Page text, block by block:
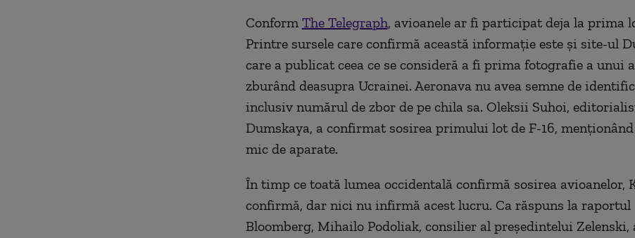
Conform The Telegraph, avioanele ar fi participat deja la prima
Printre sursele care confirmă această informație este și site-ul
care a publicat ceea ce se consideră a fi prima fotografie a unui
zburând deasupra Ucrainei. Aeronava nu avea semne de
inclusiv numărul de zbor de pe chila sa. Oleksii Suhoi,
Dumskaya, a confirmat sosirea primului lot de F-16,
mic de aparate.
În timp ce toată lumea occidentală confirmă sosirea avioanelor,
confirmă, dar nici nu infirmă acest lucru. Ca răspuns la raportul
Bloomberg, Mihailo Podoliak, consilier al președintelui Zelenski,